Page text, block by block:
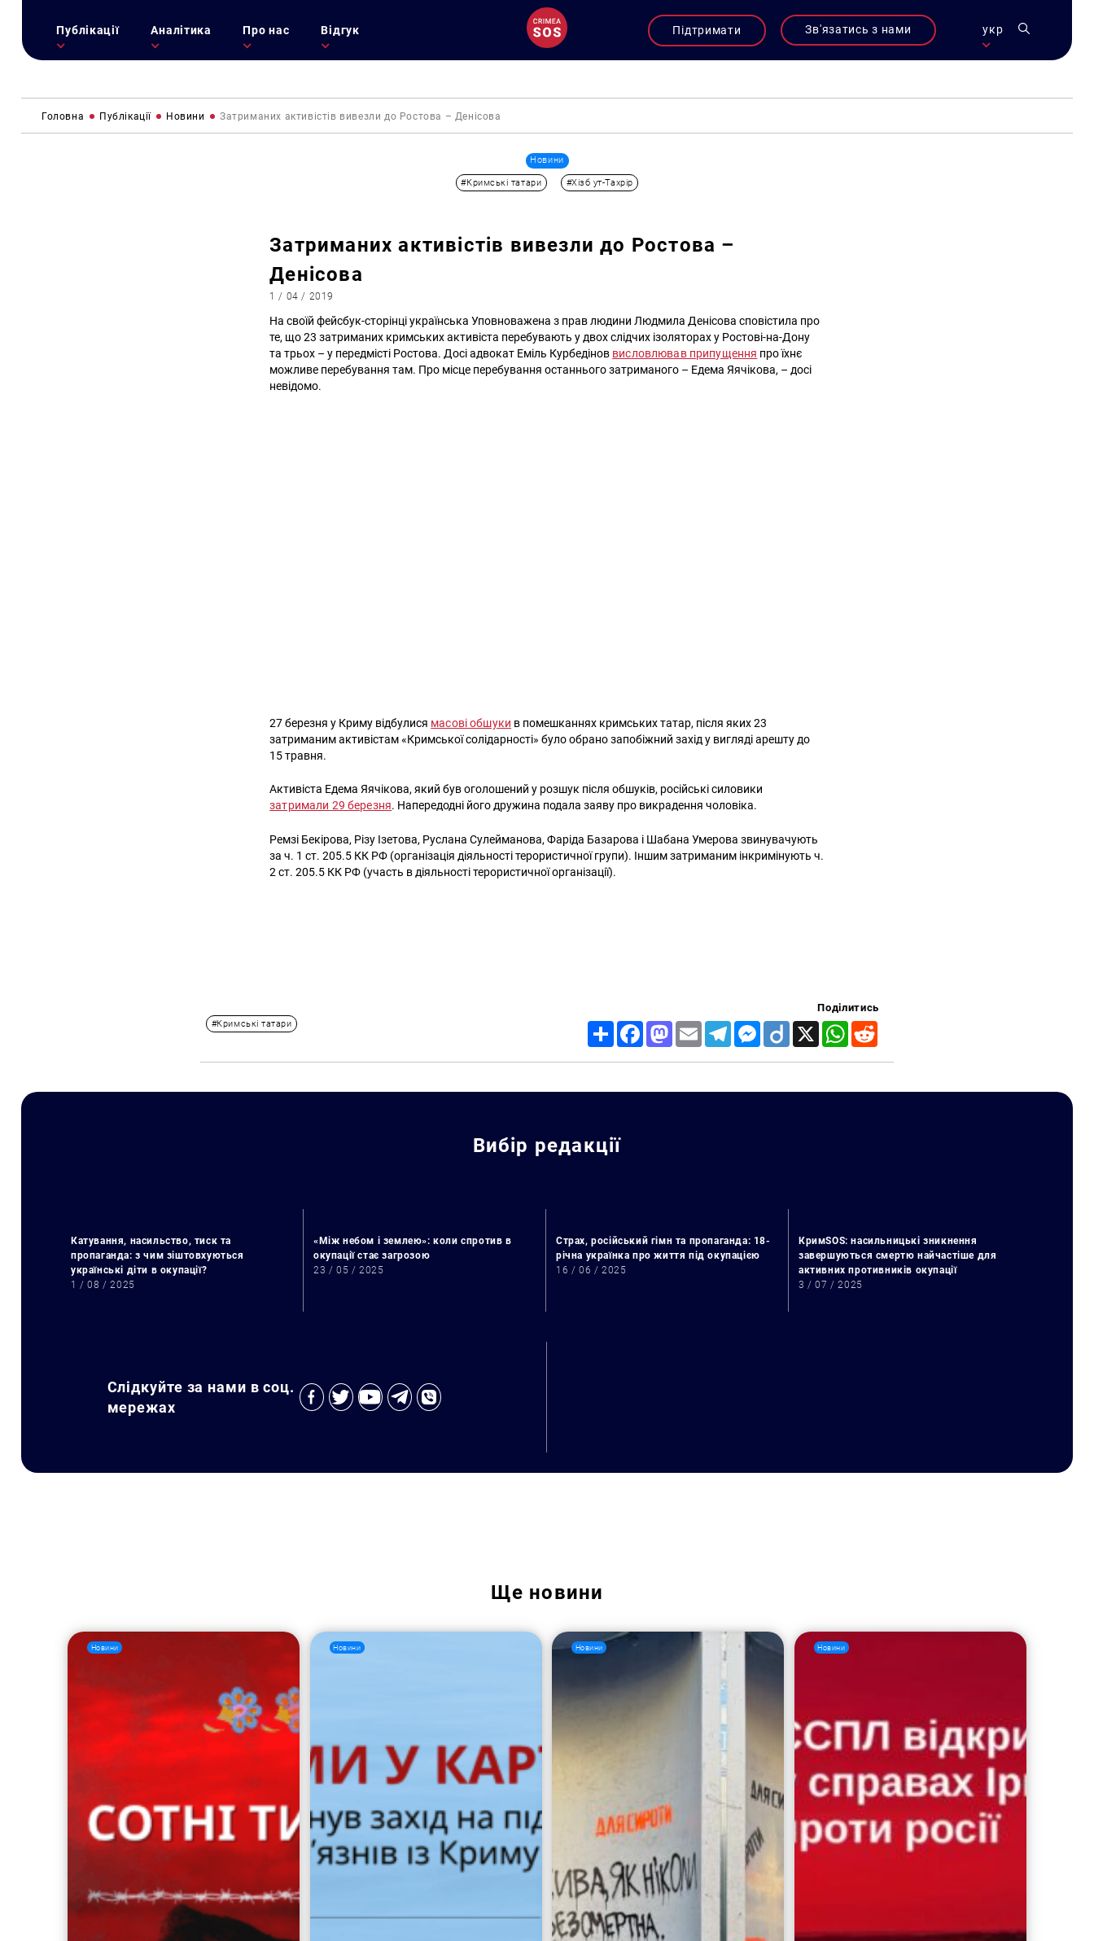
Публікації Аналітика Про нас Відгук Підтримати Зв'язатись з нами укр
Головна Публікації Новини Затриманих активістів вивезли до Ростова – Денісова
Новини
#Кримські татари #Хізб ут-Тахрір
Затриманих активістів вивезли до Ростова –
Денісова
1 / 04 / 2019
На своїй фейсбук-сторінці українська Уповноважена з прав людини Людмила Денісова сповістила про
те, що 23 затриманих кримських активіста перебувають у двох слідчих ізоляторах у Ростові-на-Дону
та трьох – у передмісті Ростова. Досі адвокат Еміль Курбедінов висловлював припущення про їхнє
можливе перебування там. Про місце перебування останнього затриманого – Едема Яячікова, – досі
невідомо.
27 березня у Криму відбулися масові обшуки в помешканнях кримських татар, після яких 23
затриманим активістам «Кримської солідарності» було обрано запобіжний захід у вигляді арешту до
15 травня.
Активіста Едема Яячікова, який був оголошений у розшук після обшуків, російські силовики
затримали 29 березня. Напередодні його дружина подала заяву про викрадення чоловіка.
Ремзі Бекірова, Різу Ізетова, Руслана Сулейманова, Фаріда Базарова і Шабана Умерова звинувачують
за ч. 1 ст. 205.5 КК РФ (організація діяльності терористичної групи). Іншим затриманим інкримінують ч.
2 ст. 205.5 КК РФ (участь в діяльності терористичної організації).
#Кримські татари
Поділитись
Share FacebookMastodon
Email TelegramMessenger
Diigo X WhatsApp
Вибір редакції
Катування, насильство, тиск та
пропаганда: з чим зіштовхуються
українські діти в окупації?
1 / 08 / 2025
«Між небом і землею»: коли спротив в
окупації стає загрозою
23 / 05 / 2025
Страх, російський гімн та пропаганда: 18-
річна українка про життя під окупацією
16 / 06 / 2025
КримSOS: насильницькі зникнення
завершуються смертю найчастіше для
активних противників окупації
3 / 07 / 2025
Слідкуйте за нами в соц.
мережах
Ще новини
Новини Новини Новини Новини